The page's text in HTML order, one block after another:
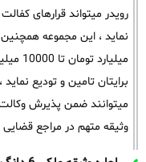
رویدر میتواند قرارهای
برایتان تامین و تودیع
میتوانند ضمن پذیرش وکالت
وثیقه متهم در مراجع قضایی